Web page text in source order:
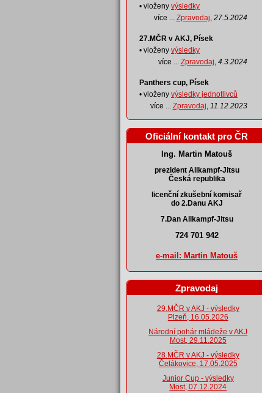
• vloženy výsledky
více ... Zpravodaj, 27.5.2024
27.MČR v AKJ, Písek
• vloženy výsledky
více ... Zpravodaj, 4.3.2024
Panthers cup, Písek
• vloženy výsledky jednotlivců
více ... Zpravodaj, 11.12.2023
Oficiální kontakt pro ČR
Ing. Martin Matouš
prezident Allkampf-Jitsu
Česká republika
licenční zkušební komisař
do 2.Danu AKJ
7.Dan Allkampf-Jitsu
724 701 942
e-mail: Martin Matouš
Zpravodaj
29.MČR v AKJ - výsledky
Plzeň, 16.05.2026
Národní pohár mládeže v AKJ
Most, 29.11.2025
28.MČR v AKJ - výsledky
Čelákovice, 17.05.2025
Junior Cup - výsledky
Most, 07.12.2024